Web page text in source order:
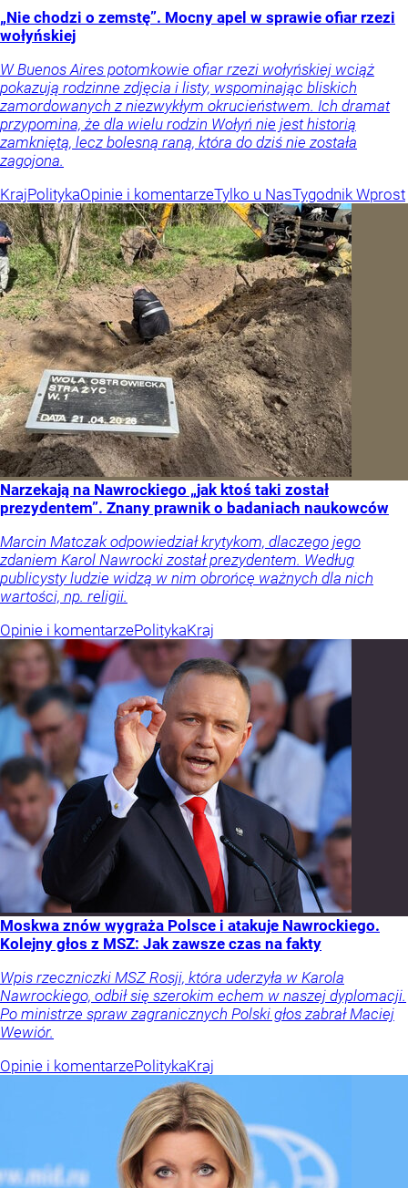
„Nie chodzi o zemstę”. Mocny apel w sprawie ofiar rzezi
wołyńskiej
W Buenos Aires potomkowie ofiar rzezi wołyńskiej wciąż
pokazują rodzinne zdjęcia i listy, wspominając bliskich
zamordowanych z niezwykłym okrucieństwem. Ich dramat
przypomina, że dla wielu rodzin Wołyń nie jest historią
zamkniętą, lecz bolesną raną, która do dziś nie została
zagojona.
KrajPolitykaOpinie i komentarzeTylko u NasTygodnik Wprost
Narzekają na Nawrockiego „jak ktoś taki został
prezydentem”. Znany prawnik o badaniach naukowców
Marcin Matczak odpowiedział krytykom, dlaczego jego
zdaniem Karol Nawrocki został prezydentem. Według
publicysty ludzie widzą w nim obrońcę ważnych dla nich
wartości, np. religii.
Opinie i komentarzePolitykaKraj
Moskwa znów wygraża Polsce i atakuje Nawrockiego.
Kolejny głos z MSZ: Jak zawsze czas na fakty
Wpis rzeczniczki MSZ Rosji, która uderzyła w Karola
Nawrockiego, odbił się szerokim echem w naszej dyplomacji.
Po ministrze spraw zagranicznych Polski głos zabrał Maciej
Wewiór.
Opinie i komentarzePolitykaKraj